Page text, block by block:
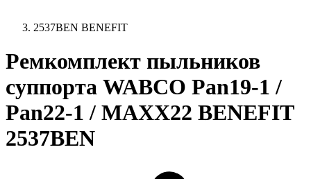
2537BEN BENEFIT
Ремкомплект пыльников
суппорта WABCO Pan19-1 /
Pan22-1 / MAXX22 BENEFIT
2537BEN